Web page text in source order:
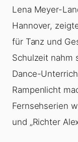
Lena Meyer-
Hannover,
für Tanz und
Schulzeit nahm
Dance-
Rampenlicht
Fernsehserien
und „Richter